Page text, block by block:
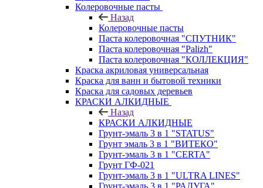
Колеровочные пасты
Назад
Колеровочные пасты
Паста колеровочная "СПУТНИК"
Паста колеровочная "Palizh"
Паста колеровочная "КОЛЛЕКЦИЯ"
Краска акриловая универсальная
Краска для ванн и бытовой техники
Краска для садовых деревьев
КРАСКИ АЛКИДНЫЕ
Назад
КРАСКИ АЛКИДНЫЕ
Грунт-эмаль 3 в 1 "STATUS"
Грунт эмаль 3 в 1 "ВИТЕКО"
Грунт-эмаль 3 в 1 "CERTA"
Грунт ГФ-021
Грунт-эмаль 3 в 1 "ULTRA LINES"
Грунт-эмаль 3 в 1 "РАДУГА"